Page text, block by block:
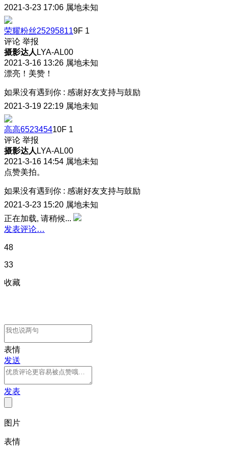
2021-3-23 17:06 属地未知
荣耀粉丝252958119F 1
评论 举报
摄影达人 LYA-AL00
2021-3-16 13:26 属地未知
漂亮！美赞！
如果没有遇到你 : 感谢好友支持与鼓励
2021-3-19 22:19 属地未知
高高652345410F 1
评论 举报
摄影达人 LYA-AL00
2021-3-16 14:54 属地未知
点赞美拍。
如果没有遇到你 : 感谢好友支持与鼓励
2021-3-23 15:20 属地未知
正在加载, 请稍候...
发表评论…
48
33
收藏
表情
发送
发表
图片
表情